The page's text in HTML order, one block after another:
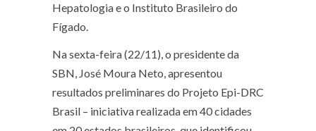
Hepatologia e o Instituto Brasileiro do
Fígado.
Na sexta-feira (22/11), o presidente da
SBN, José Moura Neto, apresentou
resultados preliminares do Projeto Epi-DRC
Brasil – iniciativa realizada em 40 cidades